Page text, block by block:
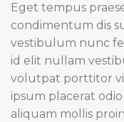
Eget tempus
condimentum dis
vestibulum nunc
id elit nullam
volutpat porttitor
ipsum placerat
aliquam mollis